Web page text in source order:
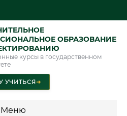
ОБРАЗОВАНИЕ
курсы в государственном
УЧИТЬСЯ➜
Меню